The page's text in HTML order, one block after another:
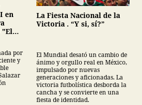
en
"El
por
y
La Fiesta Nacional de la
Victoria . “Y si, sí?”
El Mundial desató un cambio de
ánimo y orgullo real en México,
impulsado por nuevas
generaciones y aficionadas. La
victoria futbolística desborda la
cancha y se convierte en una
fiesta de identidad.